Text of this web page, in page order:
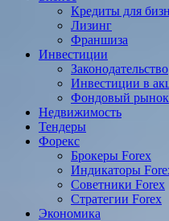
Кредиты для
Лизинг
Франшиза
Инвестиции
Законодательство
Инвестиции в
Фондовый рынок
Недвижимость
Тендеры
Форекс
Брокеры Forex
Индикаторы
Советники Forex
Стратегии Forex
Экономика